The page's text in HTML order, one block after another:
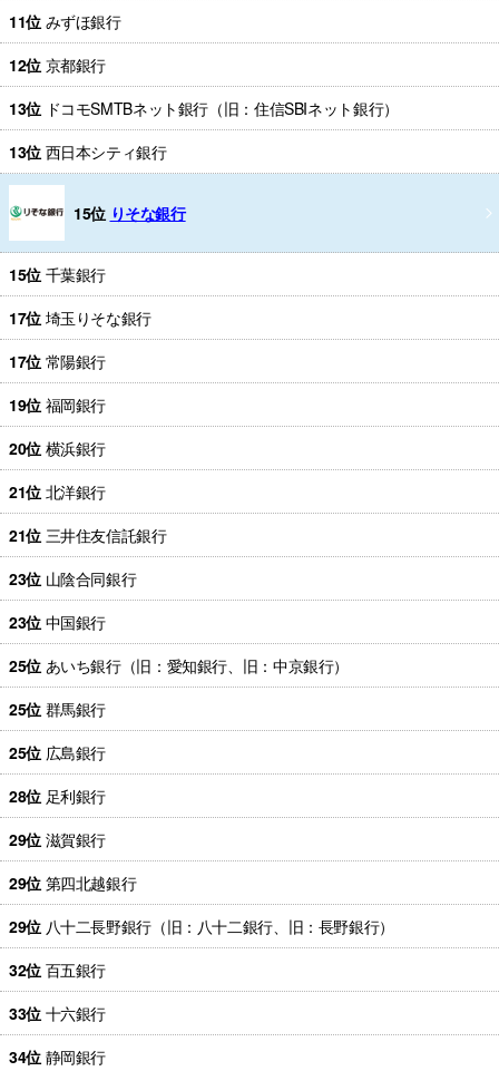
11位 みずほ銀行
12位 京都銀行
13位 ドコモSMTBネット銀行（旧：住信SBIネット銀行）
13位 西日本シティ銀行
15位 りそな銀行
15位 千葉銀行
17位 埼玉りそな銀行
17位 常陽銀行
19位 福岡銀行
20位 横浜銀行
21位 北洋銀行
21位 三井住友信託銀行
23位 山陰合同銀行
23位 中国銀行
25位 あいち銀行（旧：愛知銀行、旧：中京銀行）
25位 群馬銀行
25位 広島銀行
28位 足利銀行
29位 滋賀銀行
29位 第四北越銀行
29位 八十二長野銀行（旧：八十二銀行、旧：長野銀行）
32位 百五銀行
33位 十六銀行
34位 静岡銀行